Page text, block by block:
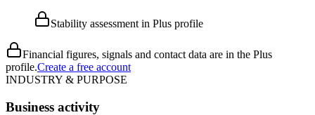
Stability assessment in Plus profile
Financial figures, signals and contact data are in the Plus
profile.Create a free account
INDUSTRY & PURPOSE
Business activity